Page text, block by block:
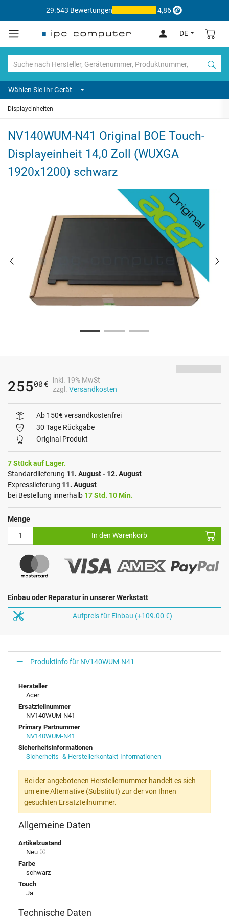
29.543 Bewertungen 4,86
DE
Wählen Sie Ihr Gerät
Displayeinheiten
NV140WUM-N41 Original BOE Touch-
Displayeinheit 14,0 Zoll (WUXGA
1920x1200) schwarz
25500 €
inkl. 19% MwSt
zzgl. Versandkosten
Ab 150€ versandkostenfrei
30 Tage Rückgabe
Original Produkt
7 Stück auf Lager.
Standardlieferung 11. August - 12. August
Expresslieferung 11. August
bei Bestellung innerhalb 17 Std. 10 Min.
Menge
In den Warenkorb
Einbau oder Reparatur in unserer Werkstatt
Aufpreis für Einbau (+109.00 €)
Produktinfo für NV140WUM-N41
Hersteller
Acer
Ersatzteilnummer
NV140WUM-N41
Primary Partnummer
NV140WUM-N41
Sicherheitsinformationen
Sicherheits- & Herstellerkontakt-Informationen
Bei der angebotenen Herstellernummer handelt es sich
um eine Alternative (Substitut) zur der von Ihnen
gesuchten Ersatzteilnummer.
Allgemeine Daten
Artikelzustand
Neu
Farbe
schwarz
Touch
Ja
Technische Daten